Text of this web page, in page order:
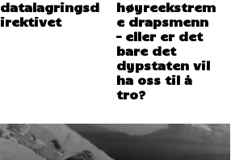
datalagringsd
irektivet
høyreekstrem
e drapsmenn
– eller er det
bare det
dypstaten vil
ha oss til å
tro?